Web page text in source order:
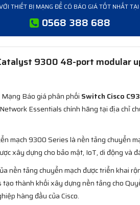
THIẾT BỊ MẠNG ĐỂ CÓ BÁO GIÁ TỐT NHẤT
0568 388 688
9300 48-port modular
Báo giá phân phối Switch Cisco
Essentials chính hãng tại địa chỉ
mạch 9300 Series là nền tảng chuyển
xây dựng cho bảo mật, IoT, di động và
nền tảng chuyển mạch được triển khai
thành khối xây dựng nền tảng cho
hàng đầu của Cisco.